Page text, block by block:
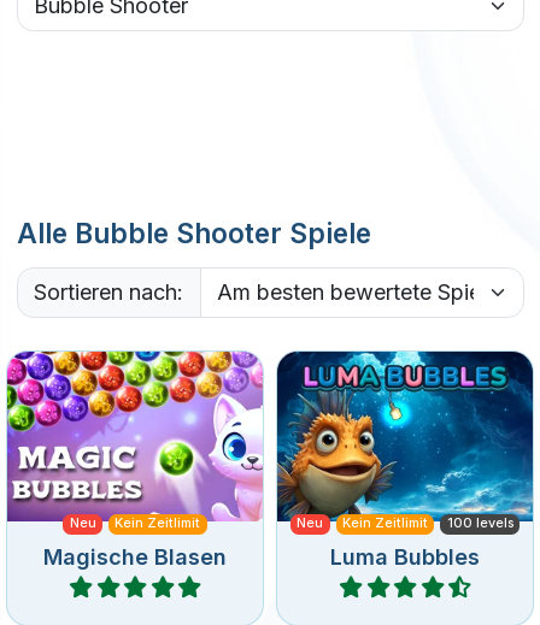
Sortieren nach:
Neu Kein Zeitlimit
Magische Blasen
Ein endloses und
magisches Bubble-Shooter-
Spiel.
Spiele
Neu Kein Zeitlimit 100 levels
Luma Bubbles
Tauche ein in einen Bubble
Shooter im Ozean-Design
mit Unterwasser-Leveln.
Spiele